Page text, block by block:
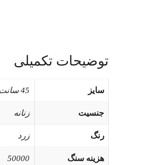
توضیحات تکمیلی
سایز 45 سانت
جنسیت زنانه
رنگ زرد
هزینه سنگ 50000